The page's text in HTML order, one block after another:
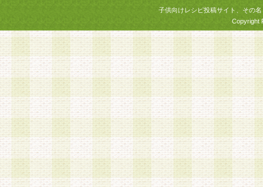
子供向けレシピ投稿サイト、その
Copyright